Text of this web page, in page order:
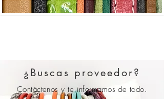
¿Buscas proveedor?
Contáctenos y te informamos de todo.